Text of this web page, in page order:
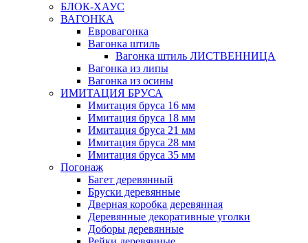
БЛОК-ХАУС
ВАГОНКА
Евровагонка
Вагонка штиль
Вагонка штиль ЛИСТВЕННИЦА
Вагонка из липы
Вагонка из осины
ИМИТАЦИЯ БРУСА
Имитация бруса 16 мм
Имитация бруса 18 мм
Имитация бруса 21 мм
Имитация бруса 28 мм
Имитация бруса 35 мм
Погонаж
Багет деревянный
Бруски деревянные
Дверная коробка деревянная
Деревянные декоративные уголки
Доборы деревянные